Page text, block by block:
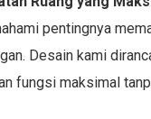
pentingnya
Desain kami
fungsi maksimal